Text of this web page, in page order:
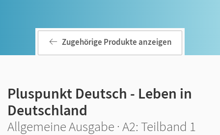
Zugehörige Produkte anzeigen
Pluspunkt Deutsch - Leben in
Deutschland
Allgemeine Ausgabe · A2: Teilband 1